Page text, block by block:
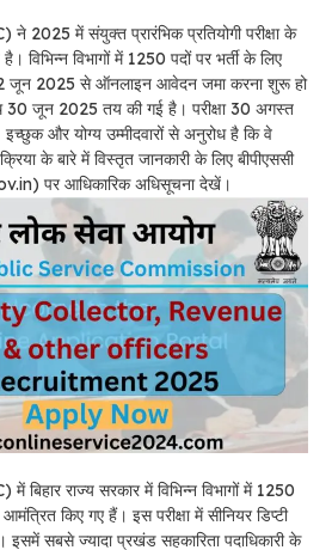
ने 2025 में संयुक्त प्रारंभिक प्रतियोगी परीक्षा के
विभिन्न विभागों में 1250 पदों पर भर्ती के लिए
जून 2025 से ऑनलाइन आवेदन जमा करना शुरू हो
30 जून 2025 तय की गई है। परीक्षा 30 अगस्त
और योग्य उम्मीदवारों से अनुरोध है कि वे
के बारे में विस्तृत जानकारी के लिए बीपीएससी
पर आधिकारिक अधिसूचना देखें।
मेंबिहार राज्य सरकार में विभिन्न विभागों में 1250
किए गए हैं। इस परीक्षा में सीनियर डिप्टी
सबसे ज्यादा प्रखंड सहकारिता पदाधिकारी के